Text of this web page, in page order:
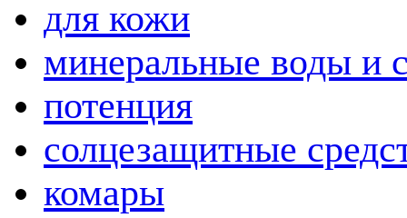
для кожи
минеральные воды и
потенция
солцезащитные
комары